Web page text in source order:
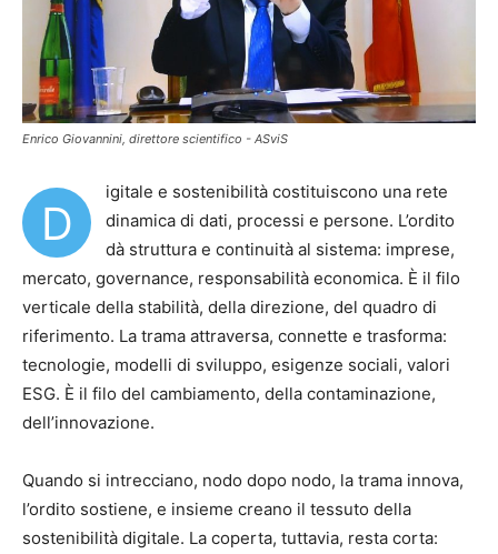
Enrico Giovannini, direttore scientifico - ASviS
D
igitale e sostenibilità costituiscono una rete
dinamica di dati, processi e persone. L’ordito
dà struttura e continuità al sistema: imprese,
mercato, governance, responsabilità economica. È il filo
verticale della stabilità, della direzione, del quadro di
riferimento. La trama attraversa, connette e trasforma:
tecnologie, modelli di sviluppo, esigenze sociali, valori
ESG. È il filo del cambiamento, della contaminazione,
dell’innovazione.
Quando si intrecciano, nodo dopo nodo, la trama innova,
l’ordito sostiene, e insieme creano il tessuto della
sostenibilità digitale. La coperta, tuttavia, resta corta: